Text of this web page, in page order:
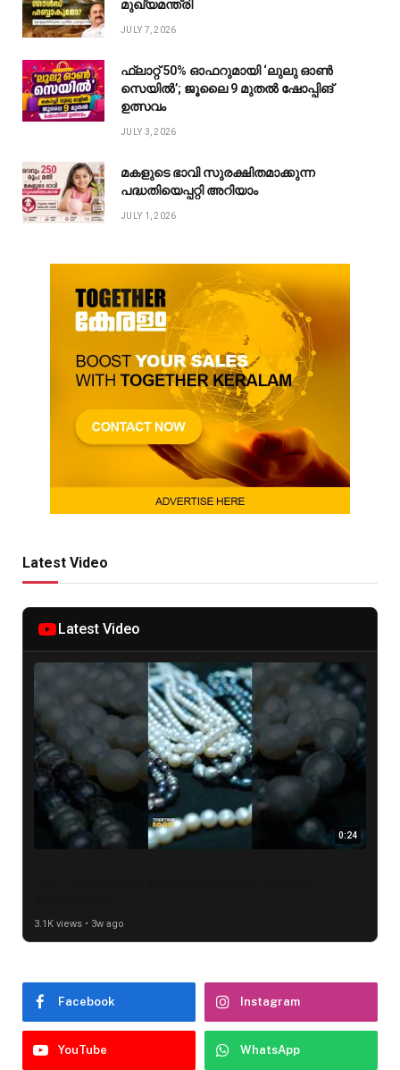
മുഖ്യമന്ത്രി
JULY 7, 2026
ഫ്ലാറ്റ് 50% ഓഫറുമായി ‘ലുലു ഓൺ
സെയിൽ’; ജൂലൈ 9 മുതൽ ഷോപ്പിങ്
ഉത്സവം
JULY 3, 2026
മകളുടെ ഭാവി സുരക്ഷിതമാക്കുന്ന
പദ്ധതിയെപ്പറ്റി അറിയാം
JULY 1, 2026
Latest Video
Latest Video
0:24
3.1K views • 3w ago
Facebook Instagram
YouTube WhatsApp